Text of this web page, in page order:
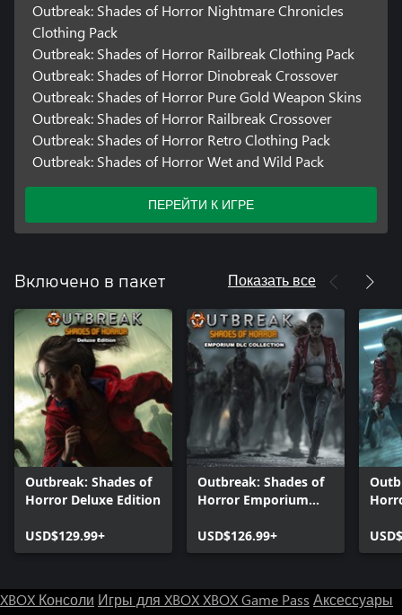
Outbreak: Shades of Horror Nightmare Chronicles
Clothing Pack
Outbreak: Shades of Horror Railbreak Clothing Pack
Outbreak: Shades of Horror Dinobreak Crossover
Outbreak: Shades of Horror Pure Gold Weapon Skins
Outbreak: Shades of Horror Railbreak Crossover
Outbreak: Shades of Horror Retro Clothing Pack
Outbreak: Shades of Horror Wet and Wild Pack
ПЕРЕЙТИ К ИГРЕ
Включено в пакет Показать все
Outbreak: Shades of
Horror Deluxe Edition
USD$129.99+
Outbreak: Shades of
Horror Emporium
USD$126.99+
XBOX Консоли Игры для XBOXXBOX Game Pass Аксессуары